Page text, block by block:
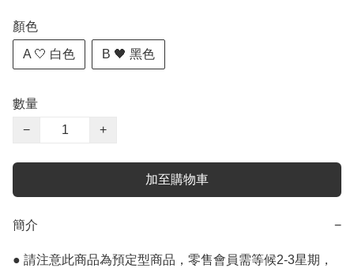
顏色
A 🤍 白色 B 🖤 黑色
數量
−
+
加至購物車
簡介 −
● 請注意此商品為預定型商品，零售會員需等候2-3星期，